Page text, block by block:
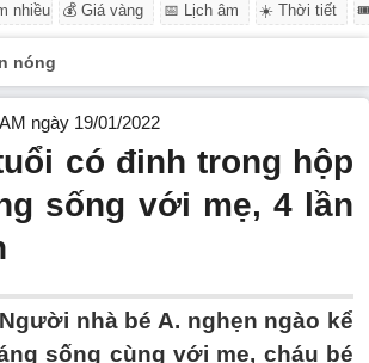
nhiều 💰 Giá vàng 📅 Lịch âm ☀️ Thời tiết
nóng
ngày 19/01/2022
có đinh trong hộp
sống với mẹ, 4 lần
Người nhà bé A. nghẹn ngào kể
sống cùng với mẹ, cháu bé